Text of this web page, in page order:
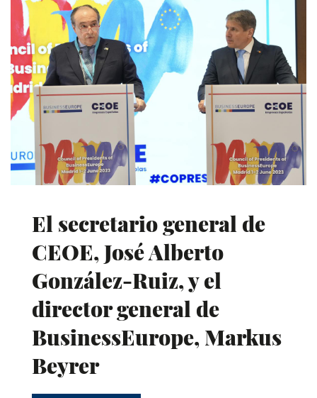
El secretario general de
CEOE, José Alberto
González-Ruiz, y el
director general de
BusinessEurope, Markus
Beyrer